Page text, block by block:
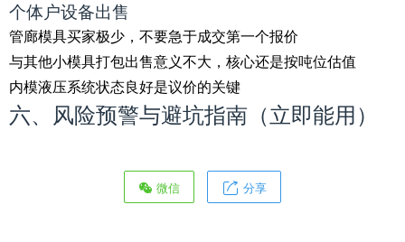
个体户设备出售
管廊模具买家极少，不要急于成交第一个报价
与其他小模具打包出售意义不大，核心还是按吨位估值
内模液压系统状态良好是议价的关键
六、风险预警与避坑指南（立即能用）
微信 分享